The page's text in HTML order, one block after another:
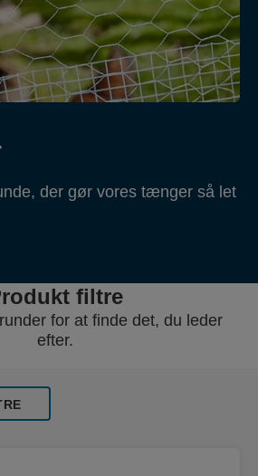
der gør vores tænger så let
filtre
for at finde det, du leder
efter.